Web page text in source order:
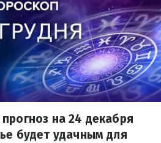
на 24 декабря
будет удачным для